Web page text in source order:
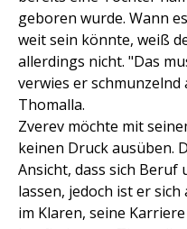
geboren wurde. Wann
weit sein könnte, weiß
allerdings nicht. "Das
verwies er
Thomalla.
Zverev möchte mit
keinen Druck ausüben.
Ansicht, dass sich Beruf
lassen, jedoch ist er
im Klaren, seine